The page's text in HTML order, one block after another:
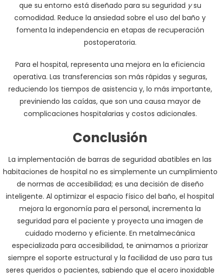
que su entorno está diseñado para su seguridad ysu
comodidad. Reduce la ansiedad sobre el uso del baño y
fomenta la independencia en etapas de recuperación
postoperatoria.
Para el hospital, representa una mejora en la eficiencia
operativa. Las transferencias son más rápidas y seguras,
reduciendo los tiempos de asistencia y, lo más importante,
previniendo las caídas, que son una causa mayor de
complicaciones hospitalarias y costos adicionales.
Conclusión
La implementación de barras de seguridad abatibles en las
habitaciones de hospital no es simplemente un cumplimiento
de normas de accesibilidad; es una decisión de diseño
inteligente. Al optimizar el espacio físico del baño, el hospital
mejora la ergonomía para el personal, incrementa la
seguridad para el paciente y proyecta una imagen de
cuidado moderno y eficiente. En metalmecánica
especializada para accesibilidad, te animamos a priorizar
siempre el soporte estructural y la facilidad de uso para tus
seres queridos o pacientes, sabiendo que el acero inoxidable